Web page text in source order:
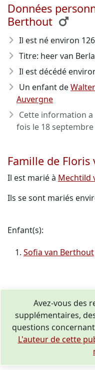
Données
Berthout
Il est né environ
Titre: heer van
Il est décédé
Un enfant de
Auvergne
Cette information
fois le 18 septembre
Famille de
Il est marié à Mechtild
Ils se sont mariés
Enfant(s):
Sofia van Berthout
Avez-vous des
supplémentaires,
questions
L'auteur de cette